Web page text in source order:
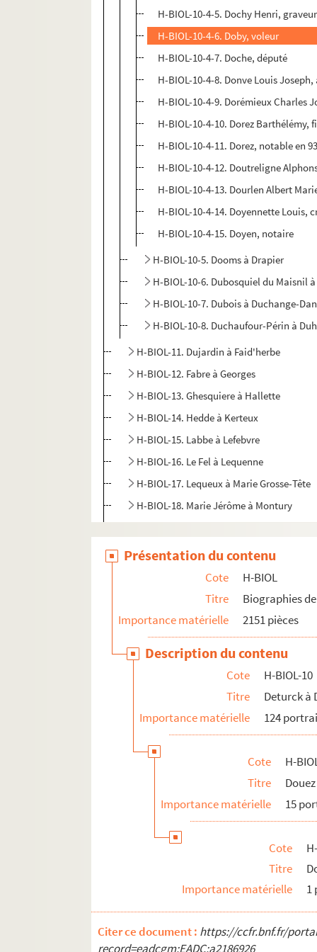
H-BIOL-10-4-5. Dochy Henri, graveur
H-BIOL-10-4-6. Doby, voleur
H-BIOL-10-4-7. Doche, député
H-BIOL-10-4-8. Donve Louis
H-BIOL-10-4-9. Dorémieux Charles
H-BIOL-10-4-10. Dorez Barthélémy,
H-BIOL-10-4-11. Dorez, notable en
H-BIOL-10-4-12. Doutreligne
H-BIOL-10-4-13. Dourlen Albert
H-BIOL-10-4-14. Doyennette Louis,
H-BIOL-10-4-15. Doyen, notaire
H-BIOL-10-5. Dooms à Drapier
H-BIOL-10-6. Dubosquiel du Maisnil
H-BIOL-10-7. Dubois à Duchange-
H-BIOL-10-8. Duchaufour-Périn à
H-BIOL-11. Dujardin à Faid'herbe
H-BIOL-12. Fabre à Georges
H-BIOL-13. Ghesquiere à Hallette
H-BIOL-14. Hedde à Kerteux
H-BIOL-15. Labbe à Lefebvre
H-BIOL-16. Le Fel à Lequenne
H-BIOL-17. Lequeux à Marie Grosse-Tête
H-BIOL-18. Marie Jérôme à Montury
H-BIOL-20. Parrayon à Puvrez
H-BIOL-21. Quartelette à Salembier
H-BIOL-22. Sacqueleu à Sylvius
H-BIOL-23. Taviel à Vanderhaegen
H-BIOL-24. Van de Weghe à Zimmerman
Présentation du contenu
Cote
H-BIOL
Titre
Biographies
Importance matérielle
2151 pièces
Description du contenu
Cote
H-BIOL-10
Titre
Deturck à
Importance matérielle
124
Cote
H-
Titre
Importance matérielle
15
Cote
Titre
Importance matérielle
1
Citer ce document : https://ccfr.bnf.fr/
record=eadcgm:EADC:a2186926